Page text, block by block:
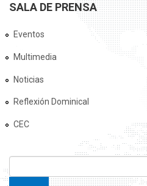
SALA DE PRENSA
Eventos
Multimedia
Noticias
Reflexión Dominical
CEC
FORMULARIO DE BÚSQUEDA